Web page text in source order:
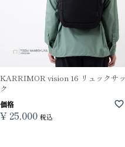
KARRIMOR vision 16 リュックサッ
ク
価格
¥25,000 税込